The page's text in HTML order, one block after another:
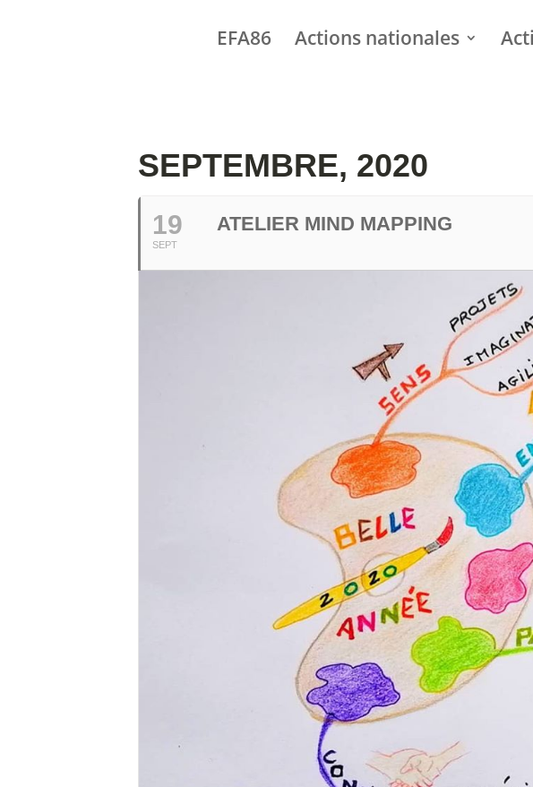
EFA86 Actions nationales
SEPTEMBRE, 2020
19
SEPT
ATELIER MIND MAPPING